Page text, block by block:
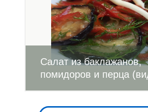
Салат из баклажанов,
помидоров и перца